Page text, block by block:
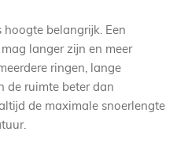
belangrijk. Een
mag langer zijn en meer
ringen, lange
de ruimte beter dan
de maximale snoerlengte